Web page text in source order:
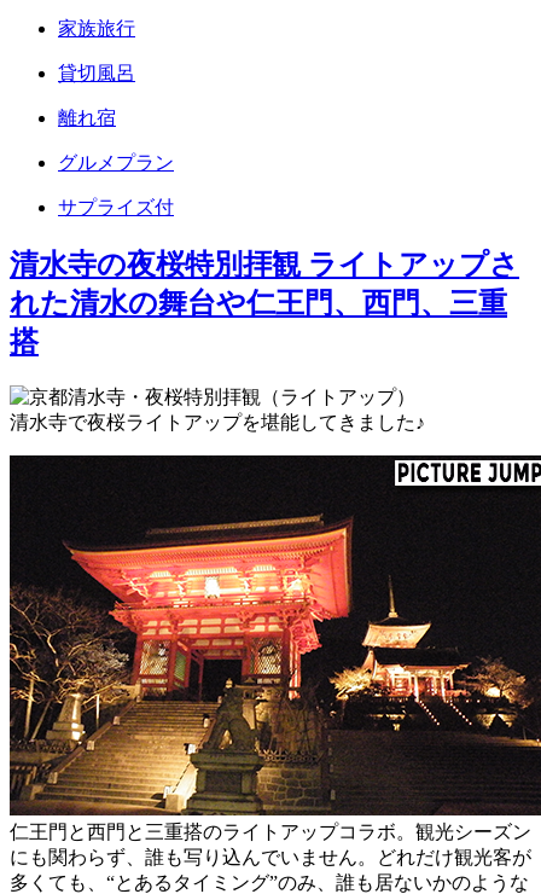
家族旅行
貸切風呂
離れ宿
グルメプラン
サプライズ付
清水寺の夜桜特別拝観 ライトアップさ
れた清水の舞台や仁王門、西門、三重
搭
清水寺で夜桜ライトアップを堪能してきました♪
仁王門と西門と三重搭のライトアップコラボ。観光シーズン
にも関わらず、誰も写り込んでいません。どれだけ観光客が
多くても、“とあるタイミング”のみ、誰も居ないかのような